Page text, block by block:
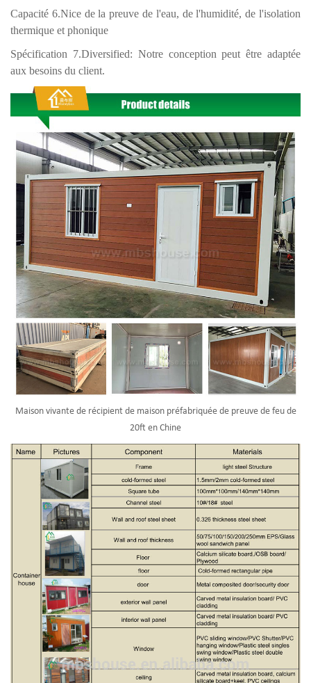
Capacité 6.Nice de la preuve de l'eau, de l'humidité, de l'isolation
thermique et phonique
Spécification 7.Diversified: Notre conception peut être adaptée
aux besoins du client.
Maison vivante de récipient de maison préfabriquée de preuve de feu de
20ft en Chine